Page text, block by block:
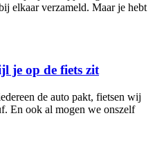
elkaar verzameld. Maar je hebt
je op de fiets zit
de auto pakt, fietsen wij
En ook al mogen we onszelf